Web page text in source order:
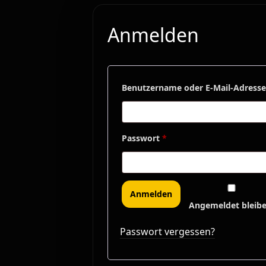
Anmelden
Benutzername oder E-Mail-Adresse
Passwort *
Angemeldet
Anmelden
Passwort vergessen?